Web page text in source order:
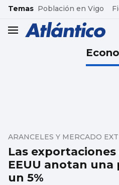
common.go-to-content
Temas Población en Vigo
header.menu.open
Las
EEUU anotan
un 5%
ARANCELES Y MERCADO